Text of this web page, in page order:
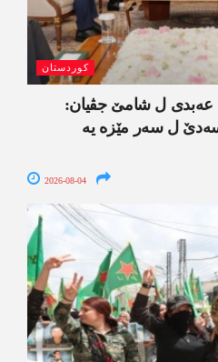
کوردستان
عەبدی ل شامێ جڤیان:
ل سەر مێزە یە
2026-08-04